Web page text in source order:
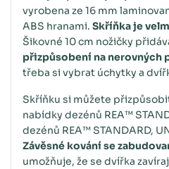
vyrobena ze 16 mm
ABS hranami. Skříňka je
Šikovné 10 cm nožičky
přizpůsobení na nerovných
třeba si vybrat úchytky a
Skříňku si můžete
nabídky dezénů REA™
dezénů REA™ STANDARD,
Závěsné kování se
umožňuje, že se dvířka